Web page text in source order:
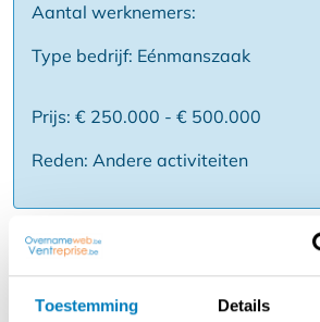
Toestemming Details
Aantal werknemers:
Type bedrijf: Eénmanszaak
Prijs: € 250.000 - € 500.000
Reden: Andere activiteiten
Beschrijving
Overname van zeer ruime en
pools en biljart met woonst te Lier.